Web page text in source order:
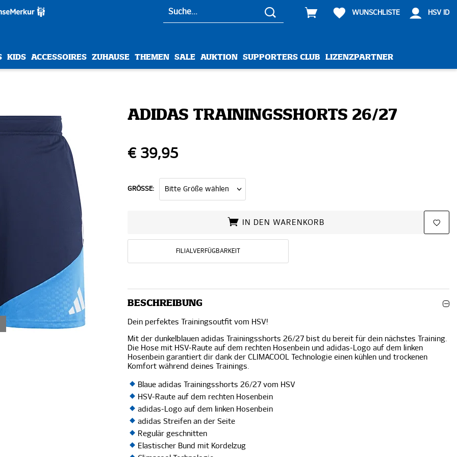
WUNSCHLISTE HSV ID
KIDS ACCESSOIRES ZUHAUSE THEMEN SALE AUKTION SUPPORTERS CLUB LIZENZPARTNER
ADIDAS TRAININGSSHORTS 26/27
€ 39,95
GRÖSSE:
IN DEN WARENKORB
FILIALVERFÜGBARKEIT
BESCHREIBUNG
Dein perfektes Trainingsoutfit vom HSV!
Mit der dunkelblauen adidas Trainingsshorts 26/27 bist du bereit für dein nächstes Training.
Die Hose mit HSV-Raute auf dem rechten Hosenbein und adidas-Logo auf dem linken
Hosenbein garantiert dir dank der CLIMACOOL Technologie einen kühlen und trockenen
Komfort während deines Trainings.
Blaue adidas Trainingsshorts 26/27 vom HSV
HSV-Raute auf dem rechten Hosenbein
adidas-Logo auf dem linken Hosenbein
adidas Streifen an der Seite
Regulär geschnitten
Elastischer Bund mit Kordelzug